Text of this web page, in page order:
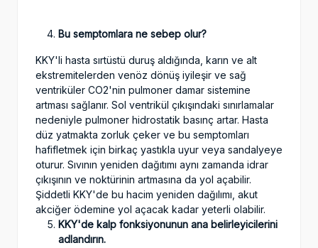
Bu semptomlara ne sebep olur?
KKY'li hasta sırtüstü duruş aldığında, karın ve alt
ekstremitelerden venöz dönüş iyileşir ve sağ
ventriküler CO2'nin pulmoner damar sistemine
artması sağlanır. Sol ventrikül çıkışındaki sınırlamalar
nedeniyle pulmoner hidrostatik basınç artar. Hasta
düz yatmakta zorluk çeker ve bu semptomları
hafifletmek için birkaç yastıkla uyur veya sandalyeye
oturur. Sıvının yeniden dağıtımı aynı zamanda idrar
çıkışının ve noktürinin artmasına da yol açabilir.
Şiddetli KKY'de bu hacim yeniden dağılımı, akut
akciğer ödemine yol açacak kadar yeterli olabilir.
KKY'de kalp fonksiyonunun ana belirleyicilerini
adlandırın.